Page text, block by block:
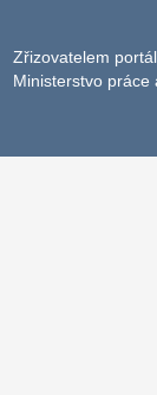
Zřizovatelem
Ministerstvo práce